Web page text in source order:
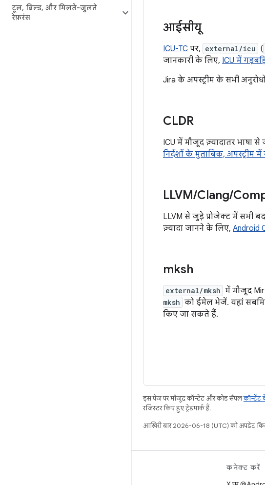
टूल, बिल्ड, और मिलते-जुलते
रेफ़रंस
आईसीयू
ICU-TC पर, external/icu (
जानकारी के लिए, ICU में
Jira के अपस्ट्रीम के सभी
CLDR
ICU में मौजूद ज़्यादातर भाषा से
निर्देशों के मुताबिक,
LLVM/Clang/
LLVM से जुड़े प्रोजेक्ट में सभी
ज़्यादा जानने के लिए, Android
mksh
external/mksh में मौजूद
mksh को ईमेल भेजें. यहां
किए जा सकते हैं.
इस पेज पर मौजूद कॉन्टेंट और कोड सैंपलकॉन्टेंट
रजिस्टर किए हुए ट्रेडमार्क हैं.
आखिरी बार 2026-06-18 (UTC) को अपडेट
कनेक्ट करें